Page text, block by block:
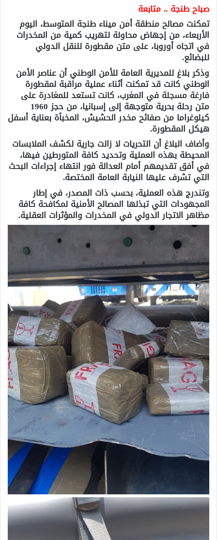
صباح طنجة .. متابعة
تمكنت مصالح منطقة أمن ميناء طنجة المتوسط، اليوم
الأربعاء، من إجهاض محاولة لتهريب كمية من المخدرات
في اتجاه أوروبا، على متن مقطورة للنقل الدولي
للبضائع.
وذكر بلاغ للمديرية العامة للأمن الوطني أن عناصر الأمن
الوطني كانت قد تمكنت أثناء عملية مراقبة لمقطورة
فارغة مسجلة في المغرب، كانت تستعد للمغادرة على
متن رحلة بحرية متوجهة إلى إسبانيا، من حجز 1960
كيلوغراما من صفائح مخدر الحشيش، المخبأة بعناية أسفل
هيكل المقطورة.
وأضاف البلاغ أن التحريات لا زالت جارية لكشف الملابسات
المحيطة بهذه العملية وتحديد كافة المتورطين فيها،
في أفق تقديمهم أمام العدالة فور انتهاء إجراءات البحث
التي تشرف عليها النيابة العامة المختصة.
وتندرج هذه العملية، بحسب ذات المصدر، في إطار
المجهودات التي تبذلها المصالح الأمنية لمكافحة كافة
مظاهر الاتجار الدولي في المخدرات والمؤثرات العقلية.